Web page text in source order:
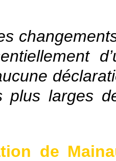
plus larges
de